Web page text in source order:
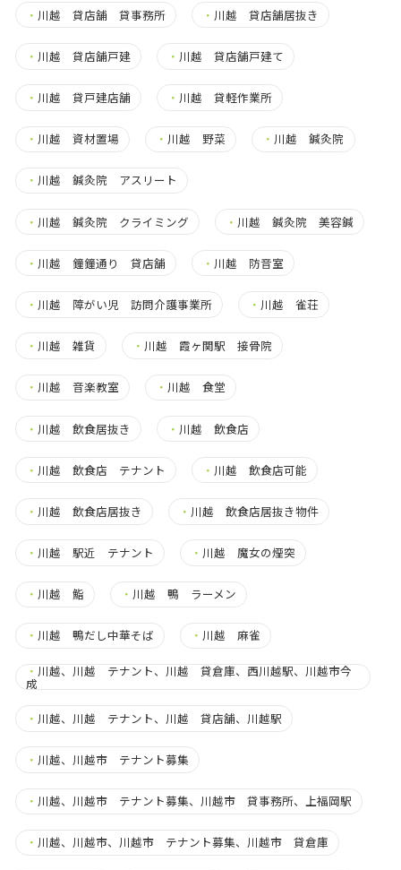
・ 川越 貸店舗 貸事務所 ・ 川越 貸店舗居抜き
・ 川越 貸店舗戸建 ・ 川越 貸店舗戸建て
・ 川越 貸戸建店舗 ・ 川越 貸軽作業所
・ 川越 資材置場 ・ 川越 野菜 ・ 川越 鍼灸院
・ 川越 鍼灸院 アスリート
・ 川越 鍼灸院 クライミング ・ 川越 鍼灸院 美容鍼
・ 川越 鐘鐘通り 貸店舗 ・ 川越 防音室
・ 川越 障がい児 訪問介護事業所 ・ 川越 雀荘
・ 川越 雑貨 ・ 川越 霞ヶ関駅 接骨院
・ 川越 音楽教室 ・ 川越 食堂
・ 川越 飲食居抜き ・ 川越 飲食店
・ 川越 飲食店 テナント ・ 川越 飲食店可能
・ 川越 飲食店居抜き ・ 川越 飲食店居抜き物件
・ 川越 駅近 テナント ・ 川越 魔女の煙突
・ 川越 鮨 ・ 川越 鴨 ラーメン
・ 川越 鴨だし中華そば ・ 川越 麻雀
・ 川越、川越 テナント、川越 貸倉庫、西川越駅、川越市今
成
・ 川越、川越 テナント、川越 貸店舗、川越駅
・ 川越、川越市 テナント募集
・ 川越、川越市 テナント募集、川越市 貸事務所、上福岡駅
・ 川越、川越市、川越市 テナント募集、川越市 貸倉庫